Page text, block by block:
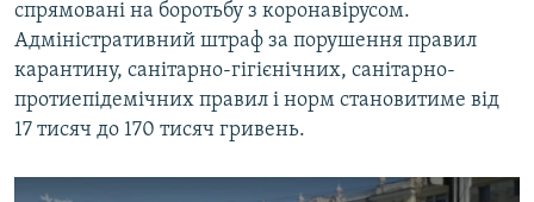
спрямовані на боротьбу з коронавірусом.
Адміністративний штраф за порушення правил
карантину, санітарно-гігієнічних, санітарно-
протиепідемічних правил і норм становитиме від
17 тисяч до 170 тисяч гривень.